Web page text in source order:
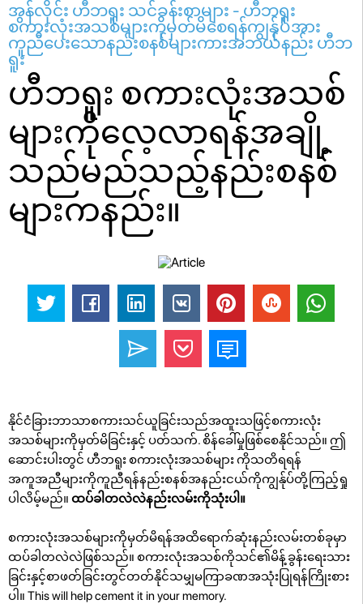
အွန်လိုင်း ဟီဘရူး သင်ခန်းစာများ - ဟီဘရူး
စကားလုံးအသစ်များကိုမှတ်မိစေရန်ကျွန်ုပ်အား
ကူညီပေးသောနည်းစနစ်များကားအဘယ်နည်း ဟီဘ
ရူး
ဟီဘရူး စကားလုံးအသစ်
များကိုလေ့လာရန်အချို့
သည်မည်သည့်နည်းစနစ်
များကနည်း။
နိုင်ငံခြားဘာသာစကားသင်ယူခြင်းသည်အထူးသဖြင့်စကားလုံး
အသစ်များကိုမှတ်မိခြင်းနှင့် ပတ်သက်. စိန်ခေါ်မှုဖြစ်စေနိုင်သည်။ ဤ
ဆောင်းပါးတွင် ဟီဘရူး စကားလုံးအသစ်များ ကိုသတိရရန်
အကူအညီများကိုကူညီရန်နည်းစနစ်အနည်းငယ်ကိုကျွန်ုပ်တို့ကြည့်ရှု
ပါလိမ့်မည်။ ထပ်ခါတလဲလဲနည်းလမ်းကိုသုံးပါ။
စကားလုံးအသစ်များကိုမှတ်မိရန်အထိရောက်ဆုံးနည်းလမ်းတစ်ခုမှာ
ထပ်ခါတလဲလဲဖြစ်သည်။ စကားလုံးအသစ်ကိုသင်၏မိန့်ခွန်းရေးသား
ခြင်းနှင့်စာဖတ်ခြင်းတွင်တတ်နိုင်သမျှမကြာခဏအသုံးပြုရန်ကြိုးစား
ပါ။ This will help cement it in your memory.